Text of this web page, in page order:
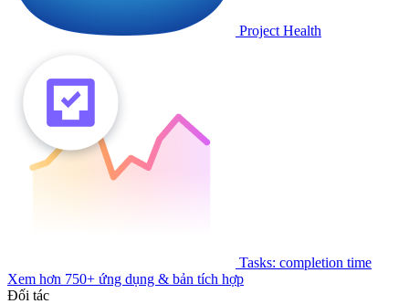
Project Health
Tasks: completion time
Xem hơn 750+ ứng dụng & bản tích hợp
Đối tác